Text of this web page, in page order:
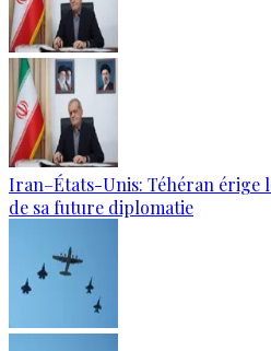
Iran–États-Unis: Téhéran érige
de sa future diplomatie